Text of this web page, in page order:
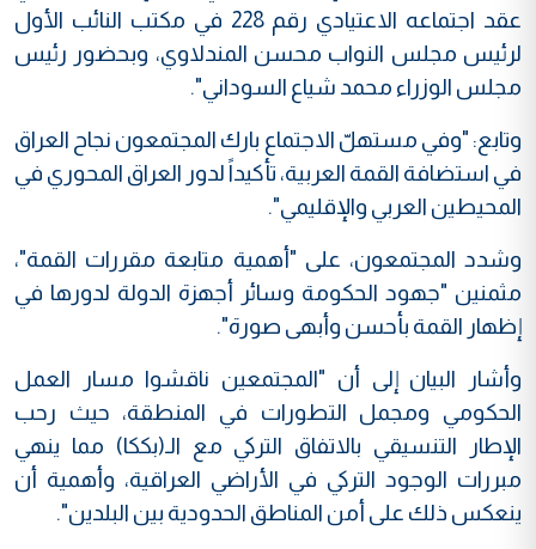
عقد اجتماعه الاعتيادي رقم 228 في مكتب النائب الأول
لرئيس مجلس النواب محسن المندلاوي، وبحضور رئيس
مجلس الوزراء محمد شياع السوداني".
وتابع: "وفي مستهلّ الاجتماع بارك المجتمعون نجاح العراق
في استضافة القمة العربية، تأكيداً لدور العراق المحوري في
المحيطين العربي والإقليمي".
وشدد المجتمعون، على "أهمية متابعة مقررات القمة"،
مثمنين "جهود الحكومة وسائر أجهزة الدولة لدورها في
إظهار القمة بأحسن وأبهى صورة".
وأشار البيان إلى أن "المجتمعين ناقشوا مسار العمل
الحكومي ومجمل التطورات في المنطقة، حيث رحب
الإطار التنسيقي بالاتفاق التركي مع الـ(بككا) مما ينهي
مبررات الوجود التركي في الأراضي العراقية، وأهمية أن
ينعكس ذلك على أمن المناطق الحدودية بين البلدين".